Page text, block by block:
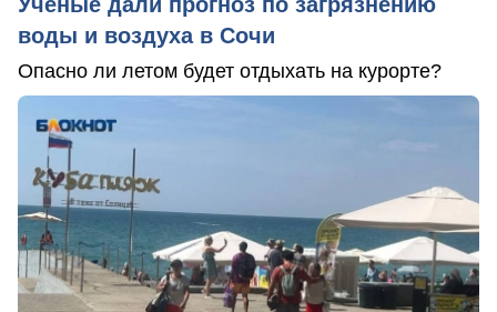
воды и воздуха в Сочи
Опасно ли летом будет отдыхать на курорте?